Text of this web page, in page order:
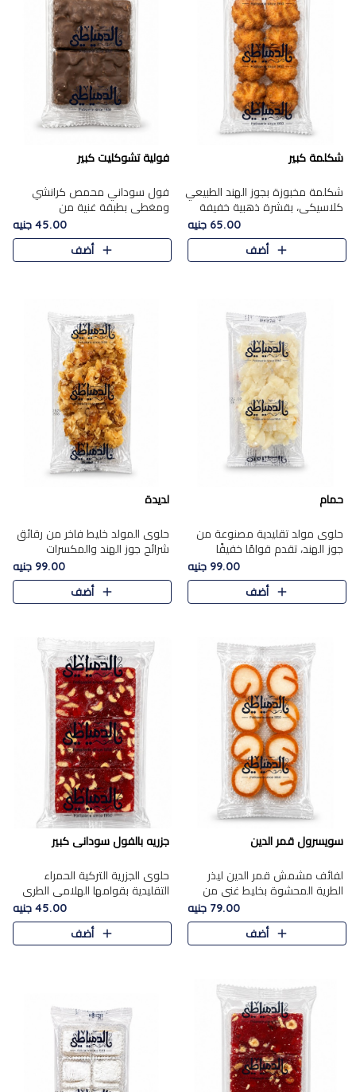
شكلمة كبير
شكلمة مخبوزة بجوز الهند الطبيعي
كلاسيكي، بقشرة ذهبية خفيفة
وقلب طري رطب يذوب في الفم،
تمنحك المذاق الشرقي الحلو الأصيل
التقليدي في كل لقمة.
65.00 جنيه
أضف
فولية تشوكليت كبير
فول سوداني محمص كرانشي
ومغطى بطبقة غنية من
الشوكولاتة، يجمع بين طعم
القرمشة الأصيلة الكلاسكيكية
التقليدية للفول السوداني وحلاوة
45.00 جنيه
أضف
حمام
حلوى مولد تقليدية مصنوعة من
جوز الهند، تقدم قوامًا خفيفًا
ونكهة شرقية أصيلة تجسد روح
الـموسم الأعياد.
99.00 جنيه
أضف
لديدة
حلوى المولد خليط فاخر من رقائق
شرائح جوز الهند والمكسرات
المحمصة، متماسك بشراب حلاوة
الكراميل الخفيفة ليمنحك قرمشة
غنية ومذاقًا شرقيًا أصيلً..
99.00 جنيه
أضف
سويسرول قمر الدين
لفائف مشمش قمر الدين ليذر
الطرية المحشوة بخليط غني من
جوز الهند الأبيض والمكسرات
الفاخرة، يقدم المذاق الحلو
الطبيعي لقمر الدين و تجمع بين
79.00 جنيه
أضف
جزريه بالفول سودانى كبير
حلوى الجزرية التركية الحمراء
التقليدية بقوامها الهلامي الطري
ولونها الأحمر المميز، محشوة
بسخاء بالفول السوداني المحمص
لتمنحك توازنًا رائعًا ..
45.00 جنيه
أضف